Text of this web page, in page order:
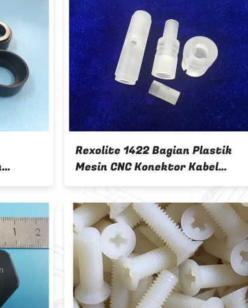
Bagian Plastik Mesin CNC yang
Jelas Konektor Kabel Koaksial
Antena Microwave